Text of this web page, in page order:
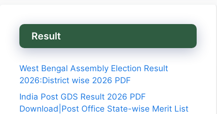
Result
West Bengal Assembly Election Result
2026:District wise 2026 PDF
India Post GDS Result 2026 PDF
Download|Post Office State-wise Merit List